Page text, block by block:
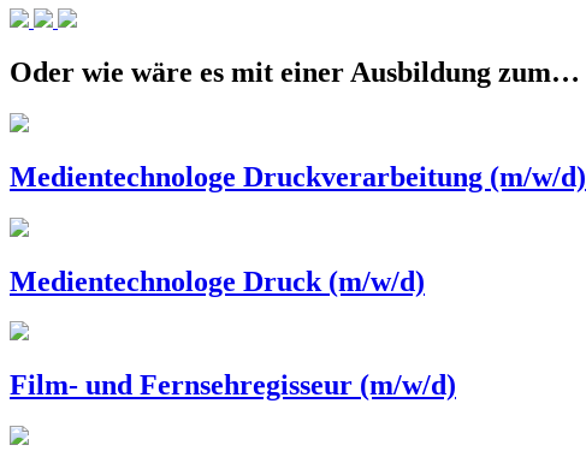
Oder wie wäre es mit einer Ausbildung zum…
Medientechnologe Druckverarbeitung (m/w/d)
Medientechnologe Druck (m/w/d)
Film- und Fernsehregisseur (m/w/d)